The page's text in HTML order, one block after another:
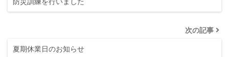
防災訓練を行いました
次の記事
夏期休業日のお知らせ